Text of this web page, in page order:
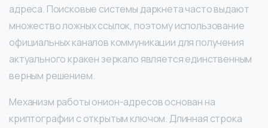
адреса. Поисковые системы даркнета часто выдают
множество ложных ссылок, поэтому использование
официальных каналов коммуникации для получения
актуального кракен зеркало является единственным
верным решением.
Механизм работы онион-адресов основан на
криптографии с открытым ключом. Длинная строка